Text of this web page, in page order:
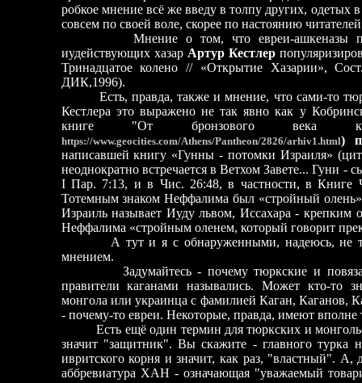
робкое мнение всё же введу в толпу других, одетых
совсем по своей воле, скорее по настоянию
Мнение о том, что евреи-ашкеназы
иудействующих хазар Артур Кестлер
Тринадцатое колено // «Открытие Хазарии»,
ДИК,1996).
Есть, правда, также и мнение, что сами-то
Кестлера это выражено не так явно как у
книге "От бронзового века
https://www.geocities.com/Athens/Pantheon/2826/arhiv1.html)
написавшей книгу «Гунны - потомки Израиля»
неоднократно встречается в Ветхом Завете... Гуни
I Пар. 7:13, и в Чис. 26:48, в частности, в Книге
Тотемным знаком Неффалима был «стройный
Израиль называет Иуду львом, Иссахара -
Неффалима «стройным оленем, который говорит
А тут и я с обнаруженными, надеюсь, не
мнением.
Задумайтесь - почему тюркские и
правители каганами назывались. Может кто-то
монгола или украинца с фамилией Каган, Каганов,
- почему-то евреи. Некоторые, правда, имеют вполне
Есть ещё один термин для тюркских и
значит "защитник". Вы скажите - главного турка
ивритского корня и значит, как раз, "властный". А,
аббревиатура ХАН - означающая "уважаемый